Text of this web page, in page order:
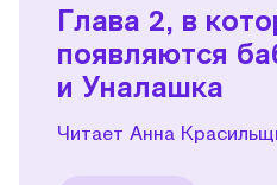
Глава 2, в
появляются
и Уналашка
Читает Анна